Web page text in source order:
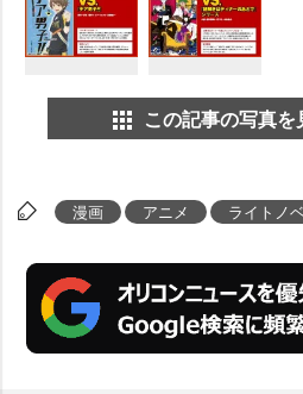
この記事の写真を
漫画 アニメ ライトノ